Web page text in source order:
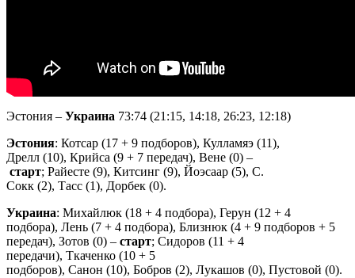
Эстония – Украина 73:74 (21:15, 14:18, 26:23, 12:18)
Эстония: Котсар (17 + 9 подборов), Кулламяэ (11),
Дрелл (10), Крийса (9 + 7 передач), Вене (0) –
старт; Райесте (9), Китсинг (9), Йоэсаар (5), С.
Сокк (2), Тасс (1), Дорбек (0).
Украина: Михайлюк (18 + 4 подбора), Герун (12 + 4
подбора), Лень (7 + 4 подбора), Близнюк (4 + 9 подборов + 5
передач), Зотов (0) – старт; Сидоров (11 + 4
передачи), Ткаченко (10 + 5
подборов), Санон (10), Бобров (2), Лукашов (0), Пустовой (0).